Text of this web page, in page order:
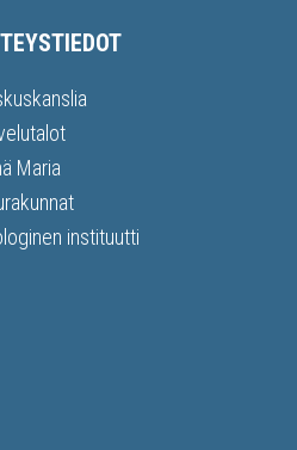
Maria
instituutti